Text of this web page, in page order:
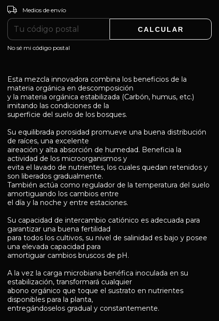
Entregas para el CP:
Medios de envío
CALCULAR
No sé mi código postal
Esta mezcla innovadora combina los beneficios de la
materia orgánica en descomposición
y la materia orgánica estabilizada (Carbón, humus, etc.)
imitando las condiciones de la
superficie del suelo de los bosques.
Su equilibrada porosidad promueve una buena distribución
de raíces, una excelente
aireación y alta absorción de humedad. Beneficia la
actividad de los microorganismos y
evita el lavado de nutrientes, los cuales quedan retenidos y
son liberados gradualmente.
También actúa como regulador de la temperatura del suelo
amortiguando los cambios entre
el día y la noche y entre estaciones.
Su capacidad de intercambio catiónico es adecuada para
garantizar una buena fertilidad
para todos los cultivos, su nivel de salinidad es bajo y posee
una elevada capacidad para
amortiguar cambios bruscos de pH.
A la vez la carga microbiana benéfica inoculada en su
estabilización, transformará cualquier
abono orgánico que toque el sustrato en nutrientes
disponibles para la planta,
entregándoselos gradual y constantemente.